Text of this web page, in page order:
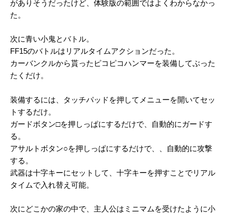
がありそうだったけど、体験版の範囲ではよくわからなかっ
た。
次に青い小鬼とバトル。
FF15のバトルはリアルタイムアクションだった。
カーバンクルから貰ったピコピコハンマーを装備してぶった
たくだけ。
装備するには、タッチパッドを押してメニューを開いてセッ
トするだけ。
ガードボタン□を押しっぱにするだけで、自動的にガードす
る。
アサルトボタン○を押しっぱにするだけで、、自動的に攻撃
する。
武器は十字キーにセットして、十字キーを押すことでリアル
タイムで入れ替え可能。
次にどこかの家の中で、主人公はミニマムを受けたように小